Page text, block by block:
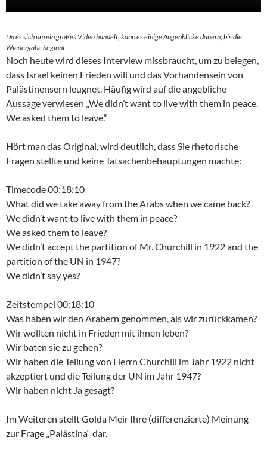
Da es sich um ein großes Video handelt, kann es einige Augenblicke dauern, bis die
Wiedergabe beginnt.
Noch heute wird dieses Interview missbraucht, um zu belegen,
dass Israel keinen Frieden will und das Vorhandensein von
Palästinensern leugnet. Häufig wird auf die angebliche
Aussage verwiesen „We didn’t want to live with them in peace.
We asked them to leave.“
Hört man das Original, wird deutlich, dass Sie rhetorische
Fragen stellte und keine Tatsachenbehauptungen machte:
Timecode 00:18:10
What did we take away from the Arabs when we came back?
We didn’t want to live with them in peace?
We asked them to leave?
We didn’t accept the partition of Mr. Churchill in 1922 and the
partition of the UN in 1947?
We didn’t say yes?
Zeitstempel 00:18:10
Was haben wir den Arabern genommen, als wir zurückkamen?
Wir wollten nicht in Frieden mit ihnen leben?
Wir baten sie zu gehen?
Wir haben die Teilung von Herrn Churchill im Jahr 1922 nicht
akzeptiert und die Teilung der UN im Jahr 1947?
Wir haben nicht Ja gesagt?
Im Weiteren stellt Golda Meir Ihre (differenzierte) Meinung
zur Frage „Palästina“ dar.